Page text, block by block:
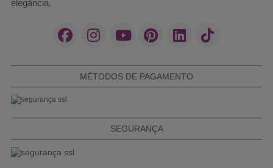
elegância.
MÉTODOS DE PAGAMENTO
SEGURANÇA